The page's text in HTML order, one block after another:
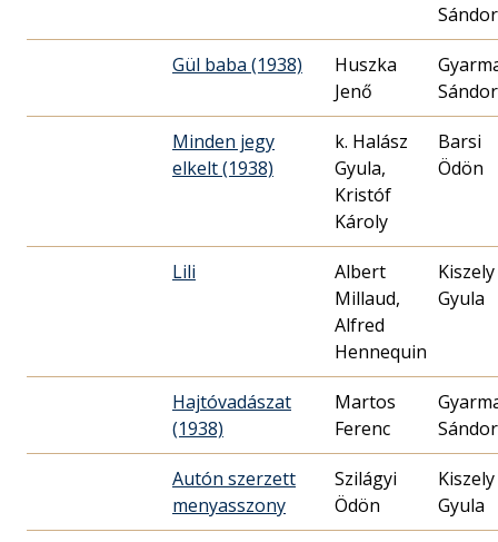
Sándor
Gül baba (1938)
Huszka
Jenő
Sándor
Minden jegy
elkelt (1938)
k. Halász
Gyula,
Kristóf
Károly
Barsi
Ödön
Lili
Albert
Millaud,
Alfred
Hennequin
Kiszely
Gyula
Hajtóvadászat
(1938)
Martos
Ferenc
Sándor
Autón szerzett
menyasszony
Szilágyi
Ödön
Kiszely
Gyula